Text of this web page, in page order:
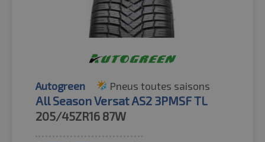
Autogreen Pneus toutes saisons
All Season Versat AS2 3PMSF TL
205/45ZR16 87W